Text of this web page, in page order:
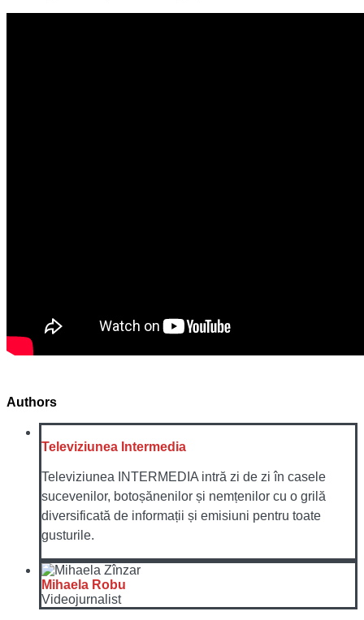
Authors
Televiziunea Intermedia
Televiziunea INTERMEDIA intră zi de zi în casele
sucevenilor, botoșănenilor și nemțenilor cu o grilă
diversificată de informații și emisiuni pentru toate
gusturile.
Mihaela Robu
Videojurnalist